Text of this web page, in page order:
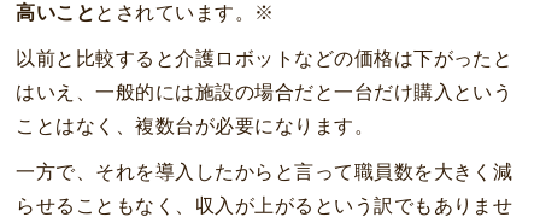
高いこと とされています。※
以前と比較すると介護ロボットなどの価格は下がったと
はいえ、一般的には施設の場合だと一台だけ購入という
ことはなく、複数台が必要になります。
一方で、それを導入したからと言って職員数を大きく減
らせることもなく、収入が上がるという訳でもありませ